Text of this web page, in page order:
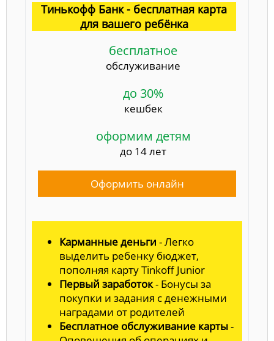
Тинькофф Банк - бесплатная карта
для вашего ребёнка
бесплатное
обслуживание
до 30%
кешбек
оформим детям
до 14 лет
Оформить онлайн
Карманные деньги - Легко
выделить ребенку бюджет,
пополняя карту Tinkoff Junior
Первый заработок- Бонусы за
покупки и задания с денежными
наградами от родителей
Бесплатное обслуживание карты-